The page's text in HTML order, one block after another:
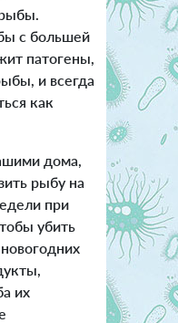
с большей
патогены,
и всегда
как
дома,
рыбу на
при
убить
их